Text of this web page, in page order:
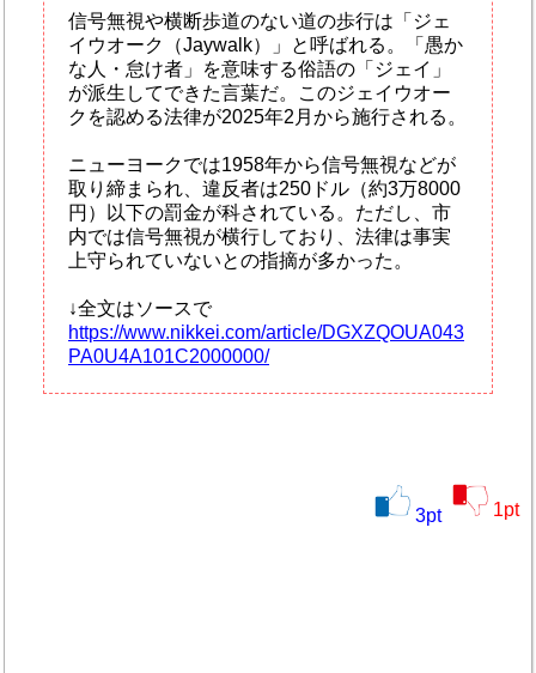
信号無視や横断歩道のない道の歩行は「ジェ
イウオーク（Jaywalk）」と呼ばれる。「愚か
な人・怠け者」を意味する俗語の「ジェイ」
が派生してできた言葉だ。このジェイウオー
クを認める法律が2025年2月から施行される。
ニューヨークでは1958年から信号無視などが
取り締まられ、違反者は250ドル（約3万8000
円）以下の罰金が科されている。ただし、市
内では信号無視が横行しており、法律は事実
上守られていないとの指摘が多かった。
↓全文はソースで
https://www.nikkei.com/article/DGXZQOUA043
PA0U4A101C2000000/
3pt 1pt